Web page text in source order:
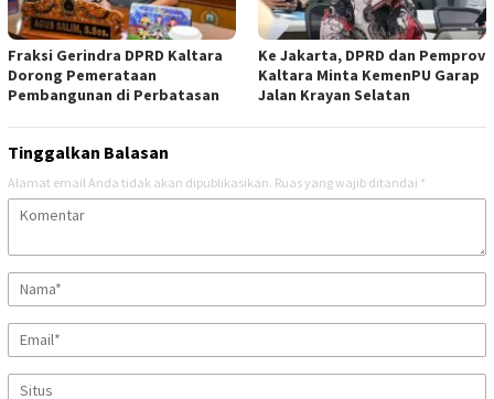
Fraksi Gerindra DPRD Kaltara
Dorong Pemerataan
Pembangunan di Perbatasan
Ke Jakarta, DPRD dan Pemprov
Kaltara Minta KemenPU Garap
Jalan Krayan Selatan
Tinggalkan Balasan
Alamat email Anda tidak akan dipublikasikan. Ruas yang wajib ditandai *